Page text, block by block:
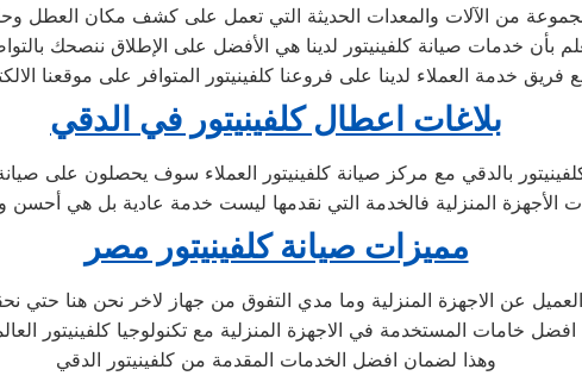
مجموعة من الآلات والمعدات الحديثة التي تعمل على كشف مكان العطل
بأن خدمات صيانة كلفينيتور لدينا هي الأفضل على الإطلاق ننصحك
بلاغات اعطال كلفينيتور في الدقي
بالدقي مع مركز صيانة كلفينيتور العملاء سوف يحصلون على صيانة
الأجهزة المنزلية فالخدمة التي نقدمها ليست خدمة عادية بل هي
مميزات صيانة كلفينيتور مصر
عن الاجهزة المنزلية وما مدي التفوق من جهاز لاخر نحن هنا حتي
خامات المستخدمة في الاجهزة المنزلية مع تكنولوجيا كلفينيتور
وهذا لضمان افضل الخدمات المقدمة من كلفينيتور الدقي